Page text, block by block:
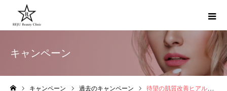
キャンペーン
キャンペーン 過去のキャンペーン 待望の肌質改善ヒアルロン酸ボライトキャンペーン〜5月末まで〜